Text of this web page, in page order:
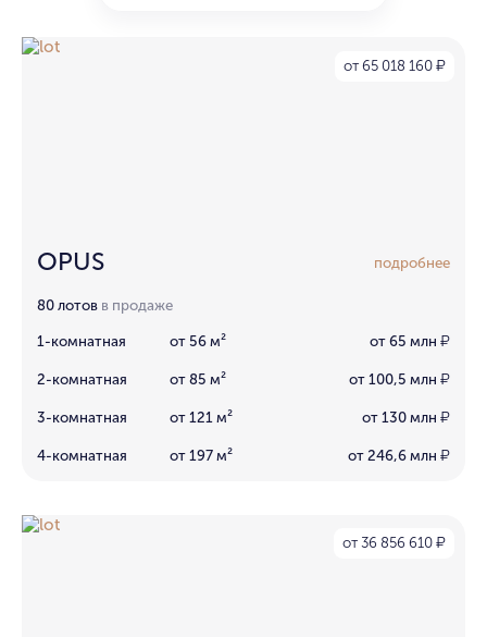
от 65 018 160 ₽
OPUS подробнее
80 лотов в продаже
1-комнатная от 56 м² от 65 млн ₽
2-комнатная от 85 м² от 100,5 млн ₽
3-комнатная от 121 м² от 130 млн ₽
4-комнатная от 197 м² от 246,6 млн ₽
от 36 856 610 ₽